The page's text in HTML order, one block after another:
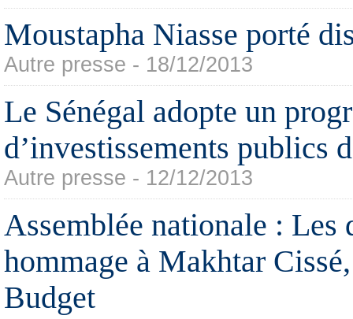
Moustapha Niasse porté
Autre presse - 18/12/2013
Le Sénégal adopte un
d’investissements publics
Autre presse - 12/12/2013
Assemblée nationale : Les
hommage à Makhtar
Budget